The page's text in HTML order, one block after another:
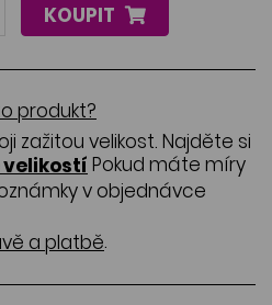
KOUPIT
produkt?
zažitou velikost. Najděte si
Pokud máte míry
v objednávce
a platbě.